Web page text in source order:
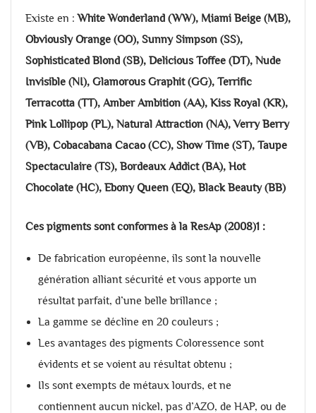
Existe en :White Wonderland (WW), Miami Beige (MB),
Obviously Orange (OO), Sunny Simpson (SS),
Sophisticated Blond (SB), Delicious Toffee (DT), Nude
Invisible (NI), Glamorous Graphit (GG), Terrific
Terracotta (TT), Amber Ambition (AA), Kiss Royal (KR),
Pink Lollipop (PL), Natural Attraction (NA), Verry Berry
(VB), Cobacabana Cacao (CC), Show Time (ST), Taupe
Spectaculaire (TS), Bordeaux Addict (BA), Hot
Chocolate (HC), Ebony Queen (EQ), Black Beauty (BB)
Ces pigments sont conformes à la ResAp (2008)1 :
De fabrication européenne, ils sont la nouvelle
génération alliant sécurité et vous apporte un
résultat parfait, d’une belle brillance ;
La gamme se décline en 20 couleurs ;
Les avantages des pigments Coloressence sont
évidents et se voient au résultat obtenu ;
Ils sont exempts de métaux lourds, et ne
contiennent aucun nickel, pas d’AZO, de HAP, ou de